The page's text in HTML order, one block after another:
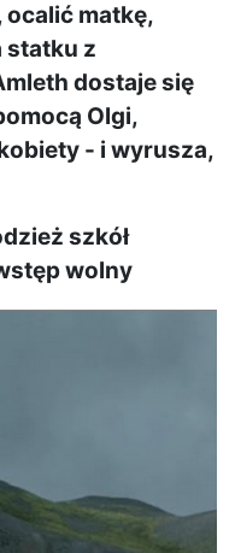
matkę,
statku z
dostaje się
Olgi,
- i wyrusza,
szkół
wolny